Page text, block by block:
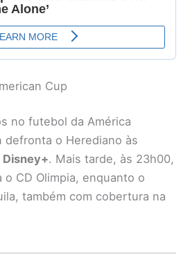
Cup
no futebol da América
defronta o Herediano às
Disney+. Mais tarde, às 23h00,
CD Olimpia, enquanto o
também com cobertura na